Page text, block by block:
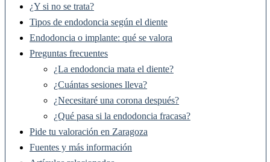
¿Y si no se trata?
Tipos de endodoncia según el diente
Endodoncia o implante: qué se valora
Preguntas frecuentes
¿La endodoncia mata el diente?
¿Cuántas sesiones lleva?
¿Necesitaré una corona después?
¿Qué pasa si la endodoncia fracasa?
Pide tu valoración en Zaragoza
Fuentes y más información